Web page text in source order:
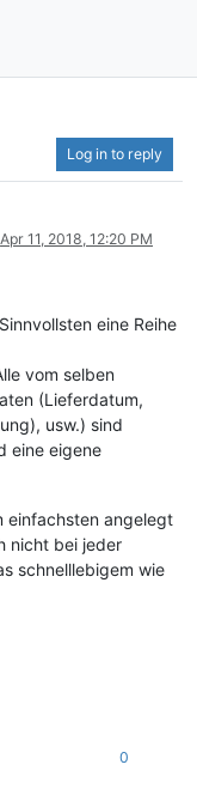
Log in to reply
Apr 11, 2018, 12:20 PM
eine Reihe
vom selben
(Lieferdatum,
usw.) sind
eine eigene
einfachsten angelegt
nicht bei jeder
schnelllebigem wie
0